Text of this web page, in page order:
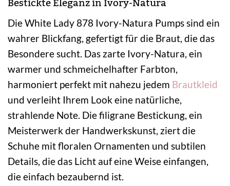
Die White Lady 878 Ivory-Natura Pumps sind ein
wahrer Blickfang, gefertigt für die Braut, die das
Besondere sucht. Das zarte Ivory-Natura, ein
warmer und schmeichelhafter Farbton,
harmoniert perfekt mit nahezu jedem Brautkleid
und verleiht Ihrem Look eine natürliche,
strahlende Note. Die filigrane Bestickung, ein
Meisterwerk der Handwerkskunst, ziert die
Schuhe mit floralen Ornamenten und subtilen
Details, die das Licht auf eine Weise einfangen,
die einfach bezaubernd ist.